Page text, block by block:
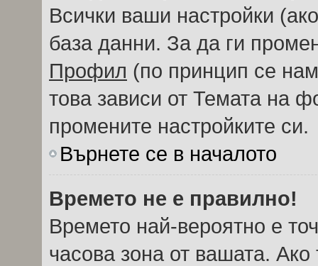
Всички ваши настройки
база данни. За да ги
Профил (по принцип се
това зависи от Темата на
промените настройките си.
Върнете се в началото
Времето не е правилно!
Времето най-вероятно е
часова зона от вашата.